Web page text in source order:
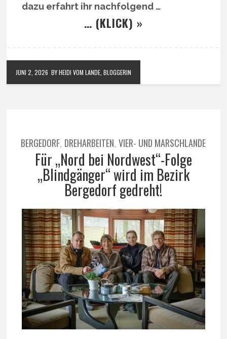
dazu erfahrt ihr nachfolgend …
… (KLICK) »
JUNI 2, 2026 BY HEIDI VOM LANDE, BLOGGERIN
BERGEDORF, DREHARBEITEN,VIER- UND MARSCHLANDE
Für „Nord bei Nordwest“-Folge
„Blindgänger“ wird im Bezirk
Bergedorf gedreht!